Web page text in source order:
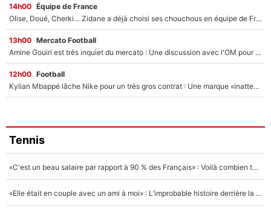
14h00 Équipe de France
Olise, Doué, Cherki… Zidane a déjà choisi ses chouchous en équipe de France ? L’IA annonce des surprises sans Kylian Mbappé !
13h00 Mercato Football
Amine Gouiri est très inquiet du mercato : Une discussion avec l'OM pour acter son transfert !
12h00 Football
Kylian Mbappé lâche Nike pour un très gros contrat : Une marque «inattendue» va frapper très fort
Tennis
«C'est un beau salaire par rapport à 90 % des Français» : Voilà combien touchait Nelson Monfort sur France Télévisions avant de rejoindre CNews
«Elle était en couple avec un ami à moi» : L’improbable histoire derrière la «seule relation longue» de Novak Djokovic